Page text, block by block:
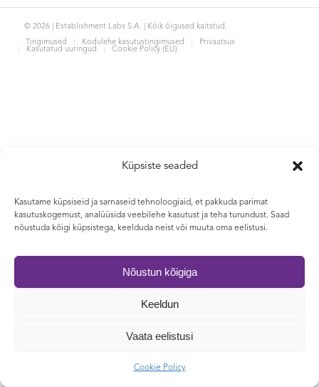
Küpsiste seaded
Kasutame küpsiseid ja sarnaseid tehnoloogiaid, et pakkuda parimat
kasutuskogemust, analüüsida veebilehe kasutust ja teha turundust. Saad
nõustuda kõigi küpsistega, keelduda neist või muuta oma eelistusi.
Nõustun kõigiga
Keeldun
Vaata eelistusi
Cookie Policy
© 2026 | Establishment Labs S.A. | Kõik õigused kaitstud.
Tingimused
Kodulehe kasutustingimused
Privaatsus
Kasutatud uuringud
Cookie Policy (EU)